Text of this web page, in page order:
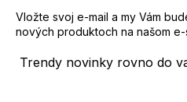
Trendy novinky rovno do
Vložte svoj e-mail a my Vám
nových produktoch na našom